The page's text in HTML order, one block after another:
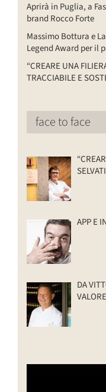
Aprirà in Puglia, a
brand Rocco Forte
Massimo Bottura e
Legend Award per il
“CREARE UNA
TRACCIABILE E
face to face
APP E
DA